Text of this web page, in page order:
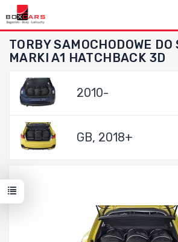
TORBY SAMOCHODOWE DO
MARKI A1 HATCHBACK 3D
2010-
GB, 2018+